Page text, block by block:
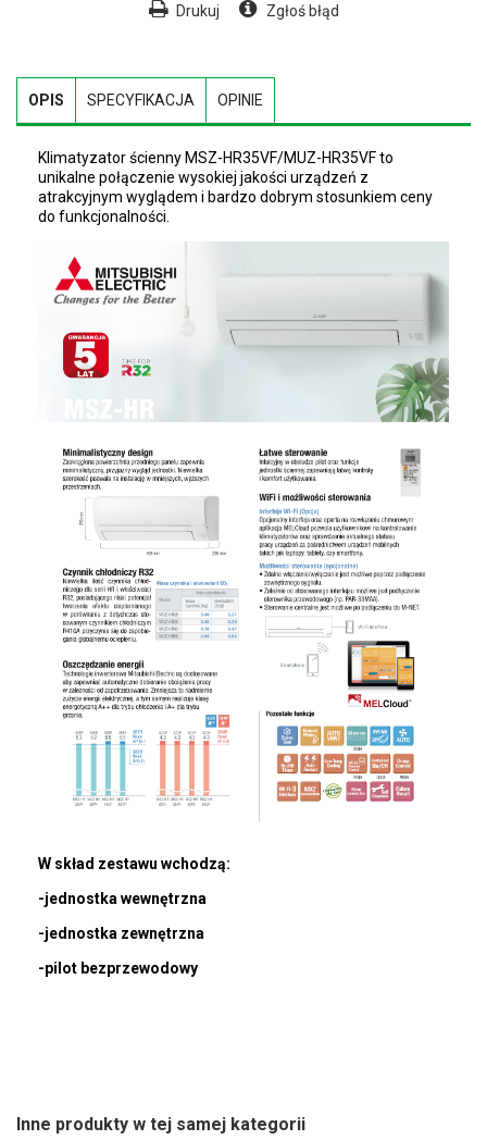
Drukuj Zgłoś błąd
OPIS SPECYFIKACJA OPINIE
Klimatyzator ścienny MSZ-HR35VF/MUZ-HR35VF to
unikalne połączenie wysokiej jakości urządzeń z
atrakcyjnym wyglądem i bardzo dobrym stosunkiem ceny
do funkcjonalności.
W skład zestawu wchodzą:
-jednostka wewnętrzna
-jednostka zewnętrzna
-pilot bezprzewodowy
Inne produkty w tej samej kategorii